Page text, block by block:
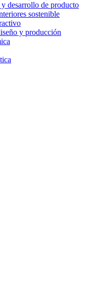
desarrollo de producto
sostenible
y producción